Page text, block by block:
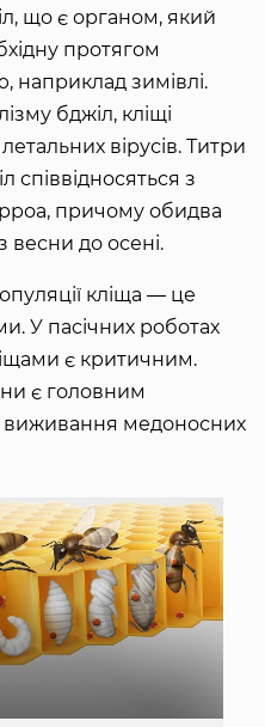
що є органом, який
протягом
наприклад зимівлі.
бджіл, кліщі
вірусів. Титри
співвідносяться з
причому обидва
весни до осені.
кліща ― це
У пасічних роботах
є критичним.
є головним
виживання медоносних